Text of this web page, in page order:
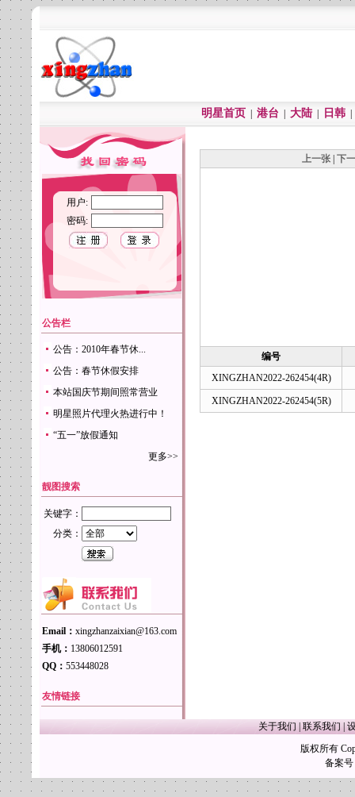
明星首页 港台 大陆 日韩
用户:
密码:
公告栏
公告：2010年春节休...
公告：春节休假安排
本站国庆节期间照常营业
明星照片代理火热进行中！
“五一”放假通知
更多>>
靓图搜索
关键字：
分类：
Email： xingzhanzaixian@163.com
手机： 13806012591
QQ： 553448028
友情链接
上一张 下
编号
XINGZHAN2022-262454(4R)
XINGZHAN2022-262454(5R)
关于我们 联系我们
版权所有
备案号